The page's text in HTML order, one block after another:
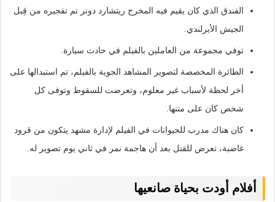
الفندق الذي كان يقيم فيه المخرج ريتشارد دونر تم تفجيره من قِبل
الجيش الأيرلندي.
توفي مجموعة من العاملين بالفيلم في حادث سيارة.
الطائرة المخصصة لتصوير المشاهد الجوية بالفيلم، تم استبدالها على
أخر لحظة لأسباب غير معلوم، وتعرضت للسقوط وتوفى كل
شخص كان على متنها.
كان هناك مدرب للحيوانات في الفيلم لإدارة مشهد يتكون من قرود
غاضبة، تعرض للقتل بعد أن هاجمة نمر في ثاني يوم تصوير له.
أفلام أودت بحياة صانعيها